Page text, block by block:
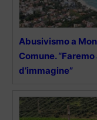
Abusivismo a
Comune.
d’immagine”